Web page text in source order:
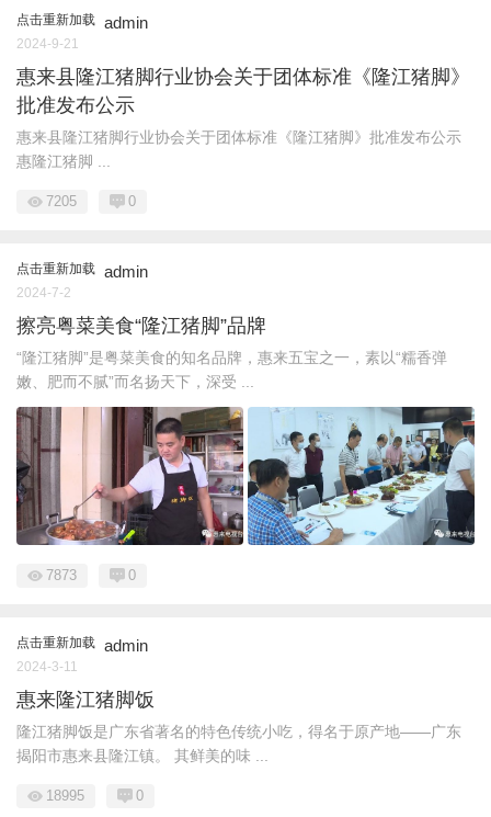
点击重新加载 admin
2024-9-21
惠来县隆江猪脚行业协会关于团体标准《隆江猪脚》
批准发布公示
惠来县隆江猪脚行业协会关于团体标准《隆江猪脚》批准发布公示
惠隆江猪脚 ...
7205 0
点击重新加载 admin
2024-7-2
擦亮粤菜美食“隆江猪脚”品牌
“隆江猪脚”是粤菜美食的知名品牌，惠来五宝之一，素以“糯香弹
嫩、肥而不腻”而名扬天下，深受 ...
7873 0
点击重新加载 admin
2024-3-11
惠来隆江猪脚饭
隆江猪脚饭是广东省著名的特色传统小吃，得名于原产地——广东
揭阳市惠来县隆江镇。 其鲜美的味 ...
18995 0